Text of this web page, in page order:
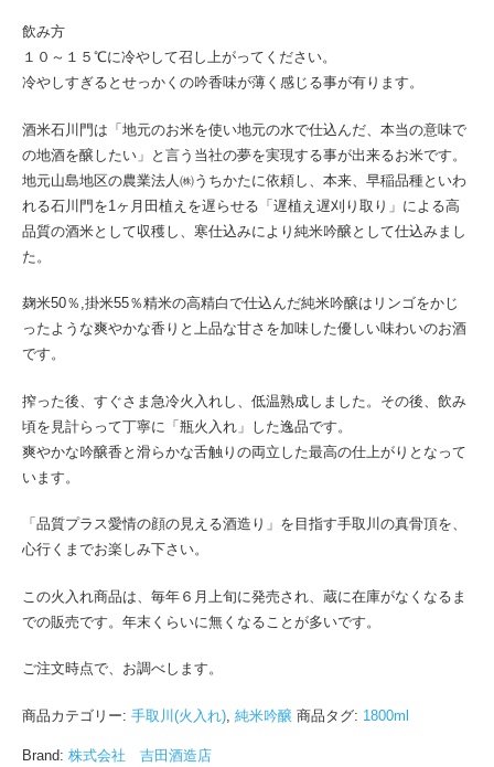
飲み方
１０～１５℃に冷やして召し上がってください。
冷やしすぎるとせっかくの吟香味が薄く感じる事が有ります。
酒米石川門は「地元のお米を使い地元の水で仕込んだ、本当の意味で
の地酒を醸したい」と言う当社の夢を実現する事が出来るお米です。
地元山島地区の農業法人㈱うちかたに依頼し、本来、早稲品種といわ
れる石川門を1ヶ月田植えを遅らせる「遅植え遅刈り取り」による高
品質の酒米として収穫し、寒仕込みにより純米吟醸として仕込みまし
た。
麹米50％,掛米55％精米の高精白で仕込んだ純米吟醸はリンゴをかじ
ったような爽やかな香りと上品な甘さを加味した優しい味わいのお酒
です。
搾った後、すぐさま急冷火入れし、低温熟成しました。その後、飲み
頃を見計らって丁寧に「瓶火入れ」した逸品です。
爽やかな吟醸香と滑らかな舌触りの両立した最高の仕上がりとなって
います。
「品質プラス愛情の顔の見える酒造り」を目指す手取川の真骨頂を、
心行くまでお楽しみ下さい。
この火入れ商品は、毎年６月上旬に発売され、蔵に在庫がなくなるま
での販売です。年末くらいに無くなることが多いです。
ご注文時点で、お調べします。
商品カテゴリー: 手取川(火入れ) 純米吟醸 商品タグ: 1800ml
Brand: 株式会社 吉田酒造店